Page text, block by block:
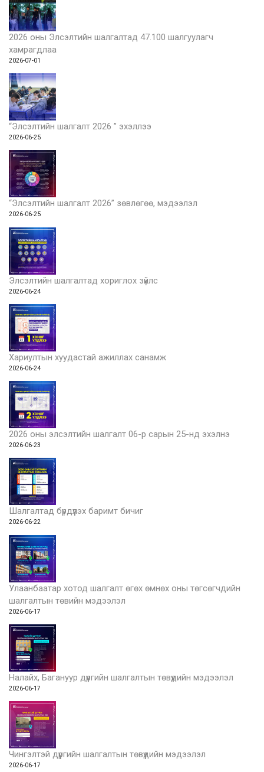
2026 оны Элсэлтийн шалгалтад 47.100 шалгуулагч
хамрагдлаа
2026-07-01
“Элсэлтийн шалгалт 2026 ” эхэллээ
2026-06-25
“Элсэлтийн шалгалт 2026” зөвлөгөө, мэдээлэл
2026-06-25
Элсэлтийн шалгалтад хориглох зүйлс
2026-06-24
Хариултын хуудастай ажиллах санамж
2026-06-24
2026 оны элсэлтийн шалгалт 06-р сарын 25-нд эхэлнэ
2026-06-23
Шалгалтад бүрдүүлэх баримт бичиг
2026-06-22
Улаанбаатар хотод шалгалт өгөх өмнөх оны төгсөгчдийн
шалгалтын төвийн мэдээлэл
2026-06-17
Налайх, Багануур дүүргийн шалгалтын төвүүдийн мэдээлэл
2026-06-17
Чингэлтэй дүүргийн шалгалтын төвүүдийн мэдээлэл
2026-06-17